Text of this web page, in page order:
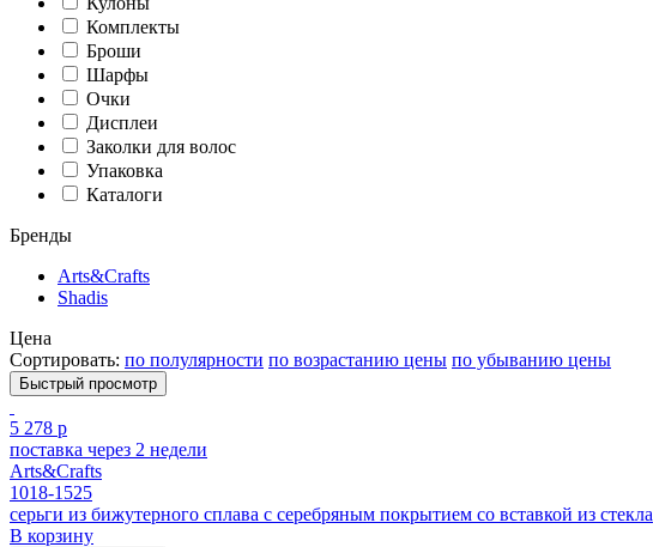
Комплекты
Броши
Шарфы
Очки
Дисплеи
Заколки для волос
Упаковка
Каталоги
Бренды
Arts&Crafts
Shadis
Цена
Сортировать: по полулярности по возрастанию цены по убыванию цены
Быстрый просмотр
5 278 р
поставка через 2 недели
Arts&Crafts
1018-1525
серьги из бижутерного сплава с серебряным покрытием cо вставкой из стекла
В корзину